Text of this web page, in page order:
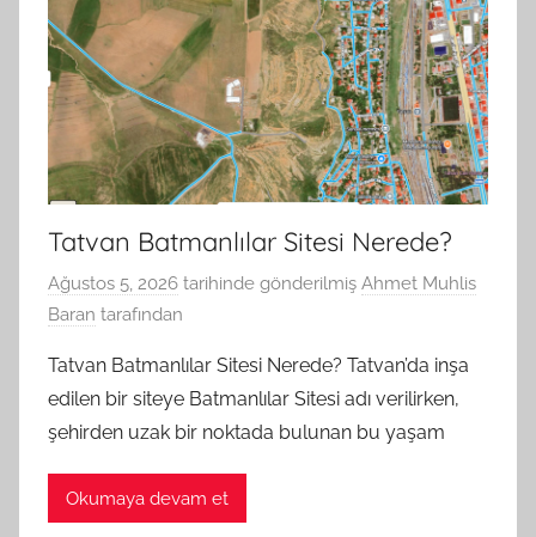
Tatvan Batmanlılar Sitesi Nerede?
Ağustos 5, 2026 tarihinde gönderilmiş Ahmet Muhlis
Baran tarafından
Tatvan Batmanlılar Sitesi Nerede? Tatvan’da inşa
edilen bir siteye Batmanlılar Sitesi adı verilirken,
şehirden uzak bir noktada bulunan bu yaşam
Okumaya devam et